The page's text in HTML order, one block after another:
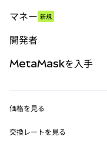
パーペチュアル
RWA
マネー 新規
開発者
MetaMask Connect
MetaMaskを入手
価格を見る
イーサリアムの価格
交換レートを見る